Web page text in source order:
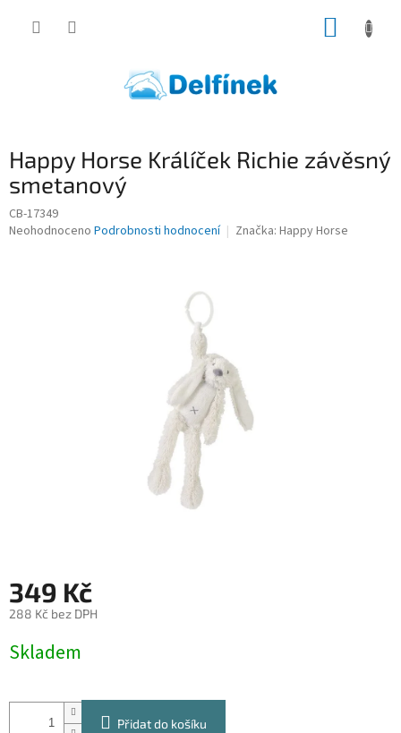
Happy Horse Králíček Richie závěsný
smetanový
CB-17349
Průměrné
Neohodnoceno Podrobnosti hodnocení Značka: Happy Horse
349 Kč
288 Kč bez DPH
cena:
Skladem
Přidat do košíku